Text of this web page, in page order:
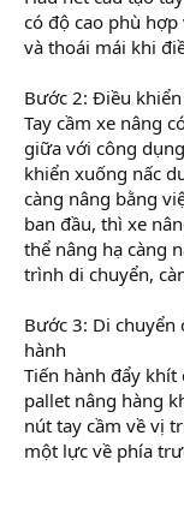
có độ cao phù
và thoái mái khi
Bước 2: Điều
Tay cầm xe nâng
giữa với công
khiển xuống nấc
càng nâng bằng
ban đầu, thì xe
thể nâng hạ càng
trình di chuyển,
Bước 3: Di chuyển
hành
Tiến hành đẩy
pallet nâng hàng
nút tay cầm về vị
một lực về phía